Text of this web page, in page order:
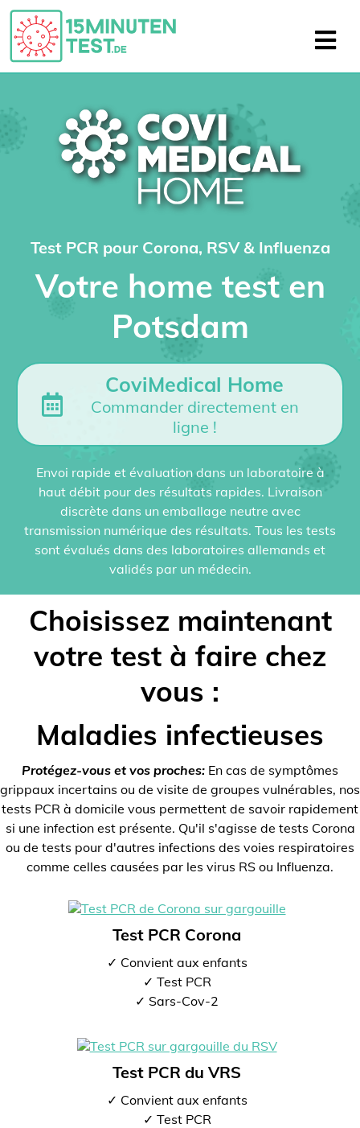
Test PCR pour Corona, RSV & Influenza
Votre home test en
Potsdam
CoviMedical Home
Commander directement en
ligne !
Envoi rapide et évaluation dans un laboratoire à
haut débit pour des résultats rapides. Livraison
discrète dans un emballage neutre avec
transmission numérique des résultats. Tous les tests
sont évalués dans des laboratoires allemands et
validés par un médecin.
Choisissez maintenant
votre test à faire chez
vous :
Maladies infectieuses
Protégez-vous et vos proches: En cas de symptômes
grippaux incertains ou de visite de groupes vulnérables, nos
tests PCR à domicile vous permettent de savoir rapidement
si une infection est présente. Qu'il s'agisse de tests Corona
ou de tests pour d'autres infections des voies respiratoires
comme celles causées par les virus RS ou Influenza.
Test PCR Corona
✓ Convient aux enfants
✓ Test PCR
✓ Sars-Cov-2
Test PCR du VRS
✓ Convient aux enfants
✓ Test PCR